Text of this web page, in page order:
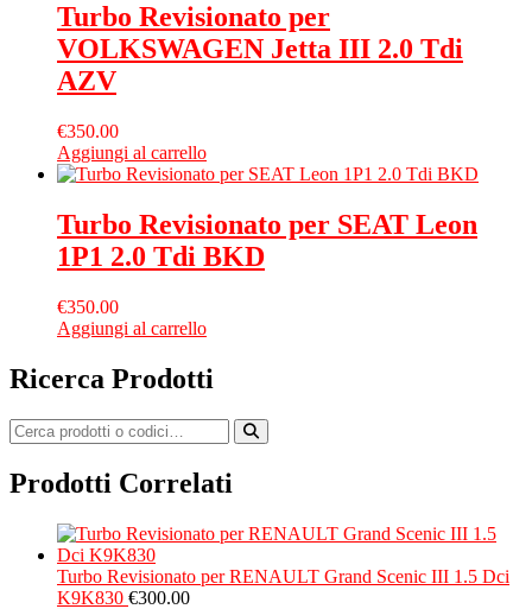
Turbo Revisionato per
VOLKSWAGEN Jetta III 2.0 Tdi
AZV
€350.00
Aggiungi al carrello
Turbo Revisionato per SEAT Leon
1P1 2.0 Tdi BKD
€350.00
Aggiungi al carrello
Ricerca Prodotti
Prodotti Correlati
Turbo Revisionato per RENAULT Grand Scenic III 1.5 Dci
K9K830 €300.00